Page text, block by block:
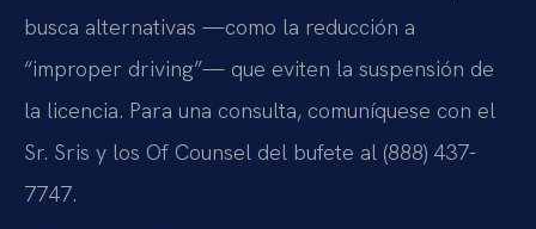
busca alternativas —como la reducción a
“improper driving”— que eviten la suspensión de
la licencia. Para una consulta, comuníquese con el
Sr. Sris y los Of Counsel del bufete al (888) 437-
7747.